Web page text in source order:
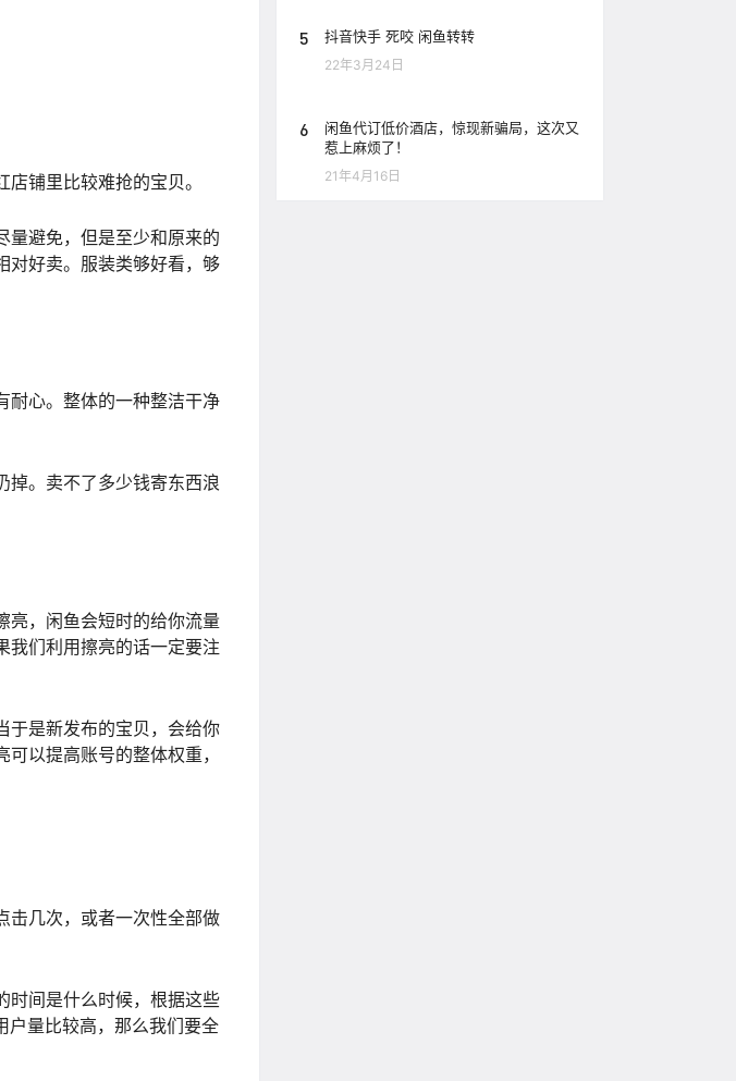
铺里比较难抢的宝贝。
量避免，但是至少和原来的
对好卖。服装类够好看，够
耐心。整体的一种整洁干净
掉。卖不了多少钱寄东西浪
亮，闲鱼会短时的给你流量
我们利用擦亮的话一定要注
于是新发布的宝贝，会给你
以提高账号的整体权重，
击几次，或者一次性全部做
时间是什么时候，根据这些
户量比较高，那么我们要全
5 抖音快手 死咬 闲鱼转转
22年3月24日
6
闲鱼代订低价酒店，惊现新骗局，这次又
惹上麻烦了！
21年4月16日